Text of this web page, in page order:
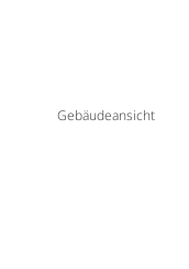
Gebäudeansicht